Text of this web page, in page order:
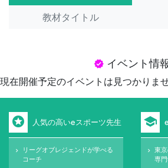
教材タイトル
verified イベント情
現在開催予定のイベントは見つかりま
stars 人気の高いeスポーツ先生
keyboard_arrow_right
リーグオブレジェンドが学べる
コーチ
school
keyboard_arrow_right
東
専